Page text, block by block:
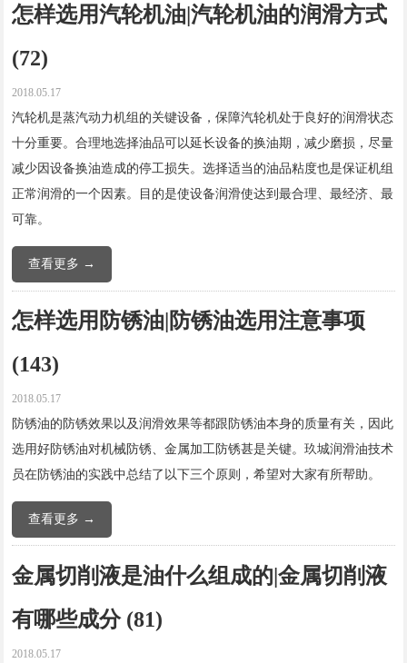
怎样选用汽轮机油|汽轮机油的润滑方式
(72)
2018.05.17
汽轮机是蒸汽动力机组的关键设备，保障汽轮机处于良好的润滑状态
十分重要。合理地选择油品可以延长设备的换油期，减少磨损，尽量
减少因设备换油造成的停工损失。选择适当的油品粘度也是保证机组
正常润滑的一个因素。目的是使设备润滑使达到最合理、最经济、最
可靠。
查看更多 →
怎样选用防锈油|防锈油选用注意事项
(143)
2018.05.17
防锈油的防锈效果以及润滑效果等都跟防锈油本身的质量有关，因此
选用好防锈油对机械防锈、金属加工防锈甚是关键。玖城润滑油技术
员在防锈油的实践中总结了以下三个原则，希望对大家有所帮助。
查看更多 →
金属切削液是油什么组成的|金属切削液
有哪些成分 (81)
2018.05.17